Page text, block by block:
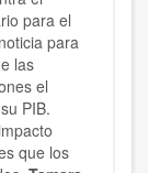
para el
para
las
el
PIB.
que los